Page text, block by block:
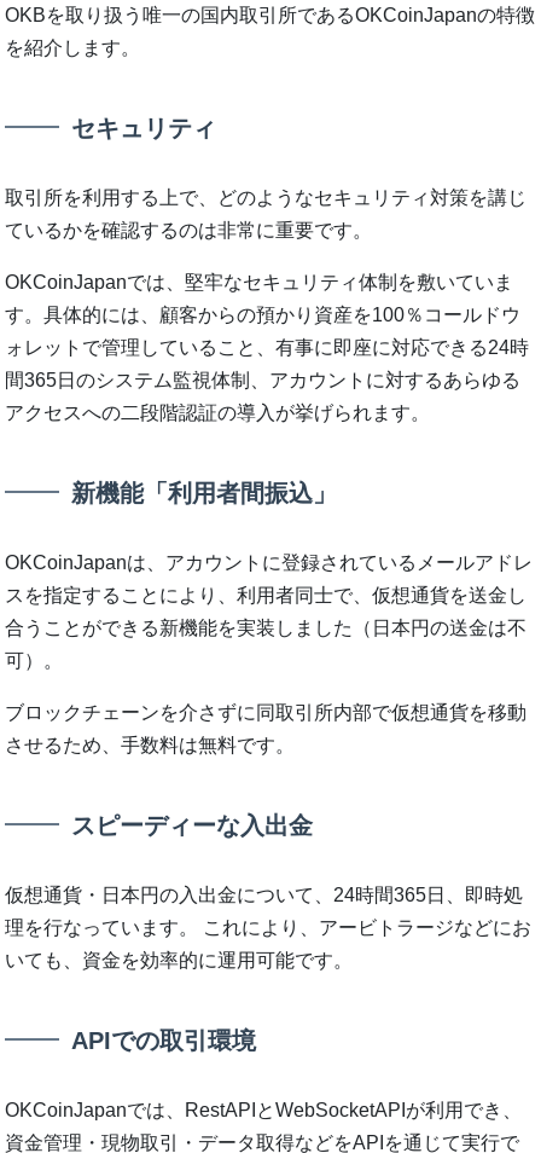
OKBを取り扱う唯一の国内取引所であるOKCoinJapanの特徴
を紹介します。
セキュリティ
取引所を利用する上で、どのようなセキュリティ対策を講じ
ているかを確認するのは非常に重要です。
OKCoinJapanでは、堅牢なセキュリティ体制を敷いていま
す。具体的には、顧客からの預かり資産を100％コールドウ
ォレットで管理していること、有事に即座に対応できる24時
間365日のシステム監視体制、アカウントに対するあらゆる
アクセスへの二段階認証の導入が挙げられます。
新機能「利用者間振込」
OKCoinJapanは、アカウントに登録されているメールアドレ
スを指定することにより、利用者同士で、仮想通貨を送金し
合うことができる新機能を実装しました（日本円の送金は不
可）。
ブロックチェーンを介さずに同取引所内部で仮想通貨を移動
させるため、手数料は無料です。
スピーディーな入出金
仮想通貨・日本円の入出金について、24時間365日、即時処
理を行なっています。 これにより、アービトラージなどにお
いても、資金を効率的に運用可能です。
APIでの取引環境
OKCoinJapanでは、RestAPIとWebSocketAPIが利用でき、
資金管理・現物取引・データ取得などをAPIを通じて実行で